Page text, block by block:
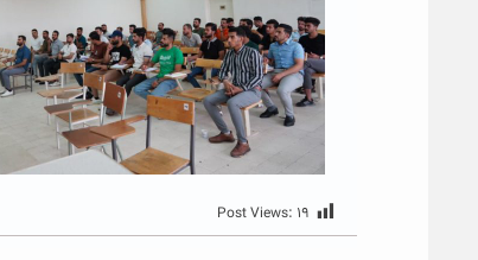
Post Views: ۱۹